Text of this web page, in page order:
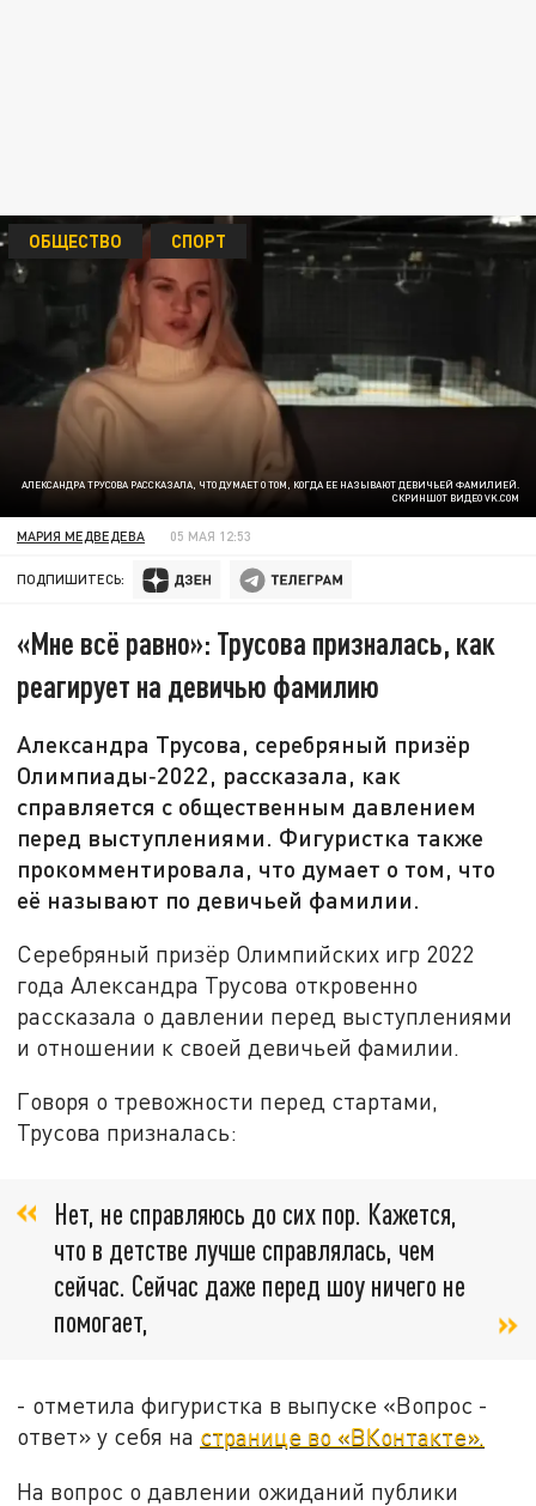
АЛЕКСАНДРА ТРУСОВА РАССКАЗАЛА, ЧТО ДУМАЕТ О ТОМ, КОГДА ЕЕ НАЗЫВАЮТ ДЕВИЧЬЕЙ ФАМИЛИЕЙ.
СКРИНШОТ ВИДЕО VK.COM
ОБЩЕСТВО СПОРТ
МАРИЯ МЕДВЕДЕВА 05 МАЯ 12:53
ПОДПИШИТЕСЬ:
«Мне всё равно»: Трусова призналась, как
реагирует на девичью фамилию
Александра Трусова, серебряный призёр
Олимпиады‑2022, рассказала, как
справляется с общественным давлением
перед выступлениями. Фигуристка также
прокомментировала, что думает о том, что
её называют по девичьей фамилии.
Серебряный призёр Олимпийских игр 2022
года Александра Трусова откровенно
рассказала о давлении перед выступлениями
и отношении к своей девичьей фамилии.
Говоря о тревожности перед стартами,
Трусова призналась:
Нет, не справляюсь до сих пор. Кажется,
что в детстве лучше справлялась, чем
сейчас. Сейчас даже перед шоу ничего не
помогает,
- отметила фигуристка в выпуске «Вопрос -
ответ» у себя на странице во «ВКонтакте».
На вопрос о давлении ожиданий публики